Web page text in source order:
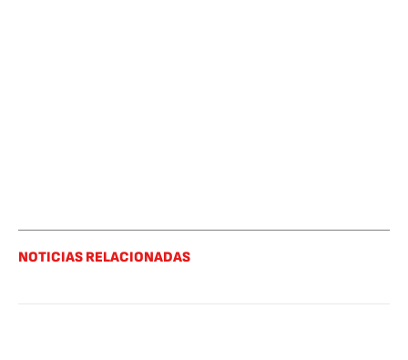
NOTICIAS RELACIONADAS